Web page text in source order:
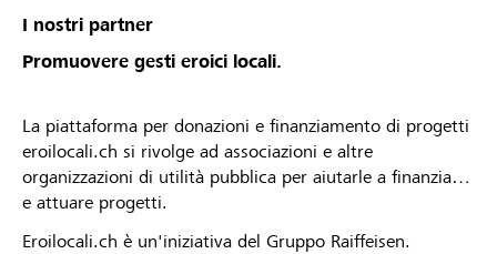
I nostri partner
Promuovere gesti eroici locali.
La piattaforma per donazioni e finanziamento di progetti
eroilocali.ch si rivolge ad associazioni e altre
organizzazioni di utilità pubblica per aiutarle a finanziare
e attuare progetti.
Eroilocali.ch è un'iniziativa del Gruppo Raiffeisen.